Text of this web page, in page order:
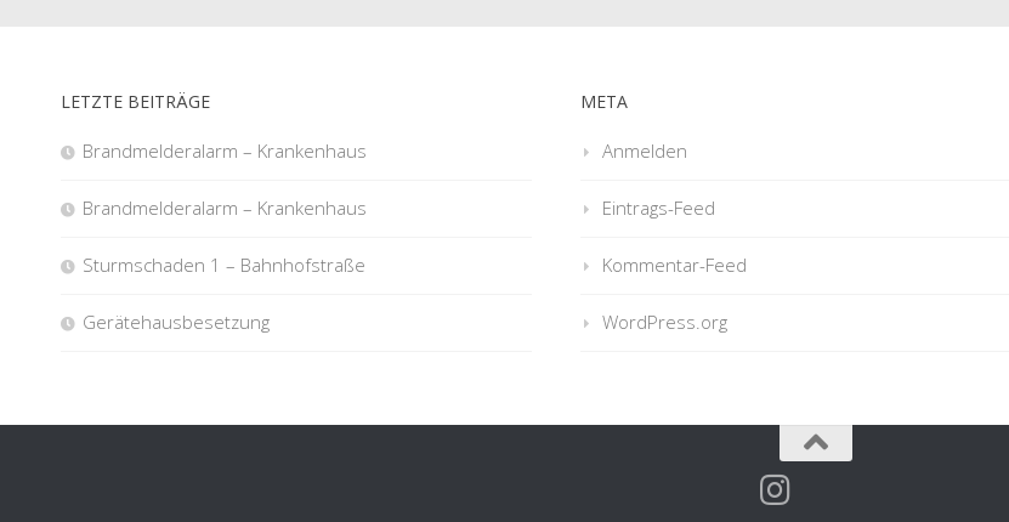
LETZTE BEITRÄGE
Brandmelderalarm – Krankenhaus
Brandmelderalarm – Krankenhaus
Sturmschaden 1 – Bahnhofstraße
Gerätehausbesetzung
META
Anmelden
Eintrags-Feed
Kommentar-Feed
WordPress.org